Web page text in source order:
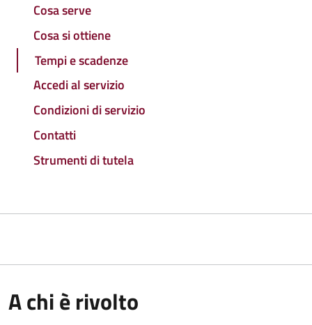
Cosa serve
Cosa si ottiene
Tempi e scadenze
Accedi al servizio
Condizioni di servizio
Contatti
Strumenti di tutela
A chi è rivolto